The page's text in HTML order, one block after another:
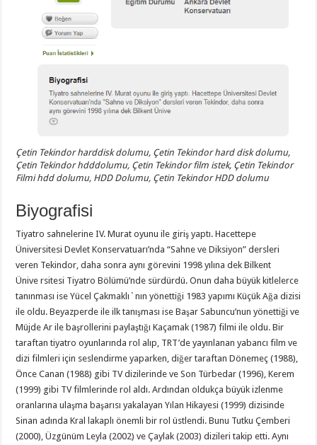
Çetin Tekindor harddisk dolumu, Çetin Tekindor hard disk dolumu,
Çetin Tekindor hdddolumu, Çetin Tekindor film istek, Çetin Tekindor
Filmi hdd dolumu, HDD Dolumu, Çetin Tekindor HDD dolumu
Biyografisi
Tiyatro sahnelerine IV. Murat oyunu ile giriş yaptı. Hacettepe
Üniversitesi Devlet Konservatuarı’nda “Sahne ve Diksiyon” dersleri
veren Tekindor, daha sonra aynı görevini 1998 yılına dek Bilkent
Üniversitesi Tiyatro Bölümü’nde sürdürdü. Onun daha büyük kitlelerce
tanınması ise Yücel Çakmaklı`nın yönettiği 1983 yapımı Küçük Ağa dizisi
ile oldu. Beyazperde ile ilk tanışması ise Başar Sabuncu’nun yönettiği ve
Müjde Ar ile başrollerini paylaştığı Kaçamak (1987) filmi ile oldu. Bir
taraftan tiyatro oyunlarında rol alıp, TRT’de yayınlanan yabancı film ve
dizi filmleri için seslendirme yaparken, diğer taraftan Dönemeç (1988),
Önce Canan (1988) gibi TV dizilerinde ve Son Türbedar (1996), Kerem
(1999) gibi TV filmlerinde rol aldı. Ardından oldukça büyük izlenme
oranlarına ulaşma başarısı yakalayan Yılan Hikayesi (1999) dizisinde
Sinan adında Kral lakaplı önemli bir rol üstlendi. Bunu Tutku Çemberi
(2000), Üzgünüm Leyla (2002) ve Çaylak (2003) dizileri takip etti. Aynı